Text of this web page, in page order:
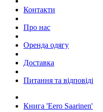
Контакти
Про нас
Оренда одягу
Доставка
Питання та відповіді
Книга 'Eero Saarinen'